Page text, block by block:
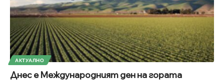
АКТУАЛНО
Днес e Международният ден на гората